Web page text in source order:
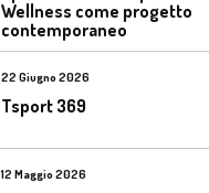
Wellness come progetto
contemporaneo
22 Giugno 2026
Tsport 369
12 Maggio 2026